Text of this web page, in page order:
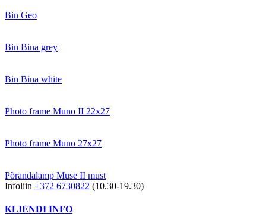
Bin Geo
Bin Bina grey
Bin Bina white
Photo frame Muno II 22x27
Photo frame Muno 27x27
Põrandalamp Muse II must
Infoliin +372 6730822 (10.30-19.30)
KLIENDI INFO